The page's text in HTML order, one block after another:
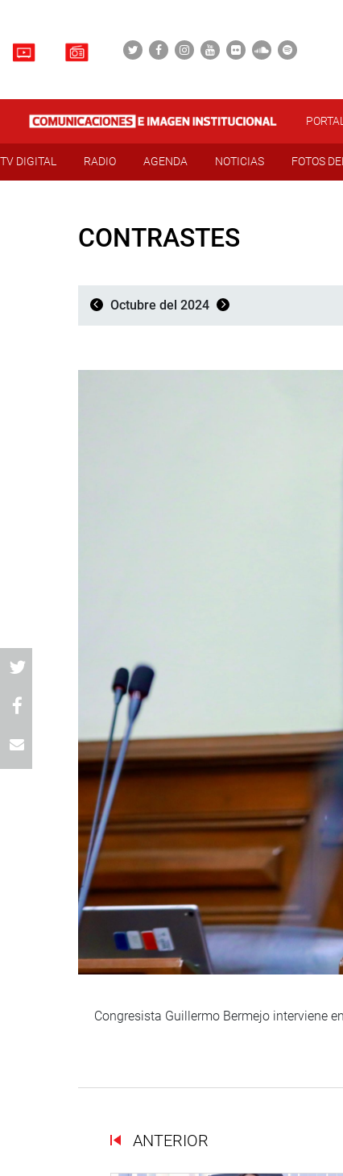
PORTAL
TV DIGITAL RADIO AGENDA NOTICIAS FOTOS
CONTRASTES
Octubre del 2024
Congresista Guillermo Bermejo interviene
ANTERIOR